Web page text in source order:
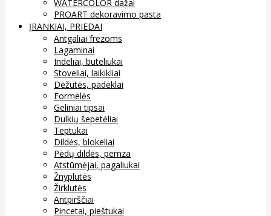
WATERCOLOR dažai
PROART dekoravimo pasta
ĮRANKIAI, PRIEDAI
Antgaliai frezoms
Lagaminai
Indeliai, buteliukai
Stoveliai, laikikliai
Dėžutės, padėklai
Formelės
Geliniai tipsai
Dulkių šepetėliai
Teptukai
Dildės, blokeliai
Pėdų dildės, pemza
Atstūmėjai, pagaliukai
Žnyplutės
Žirklutės
Antpirščiai
Pincetai, pieštukai